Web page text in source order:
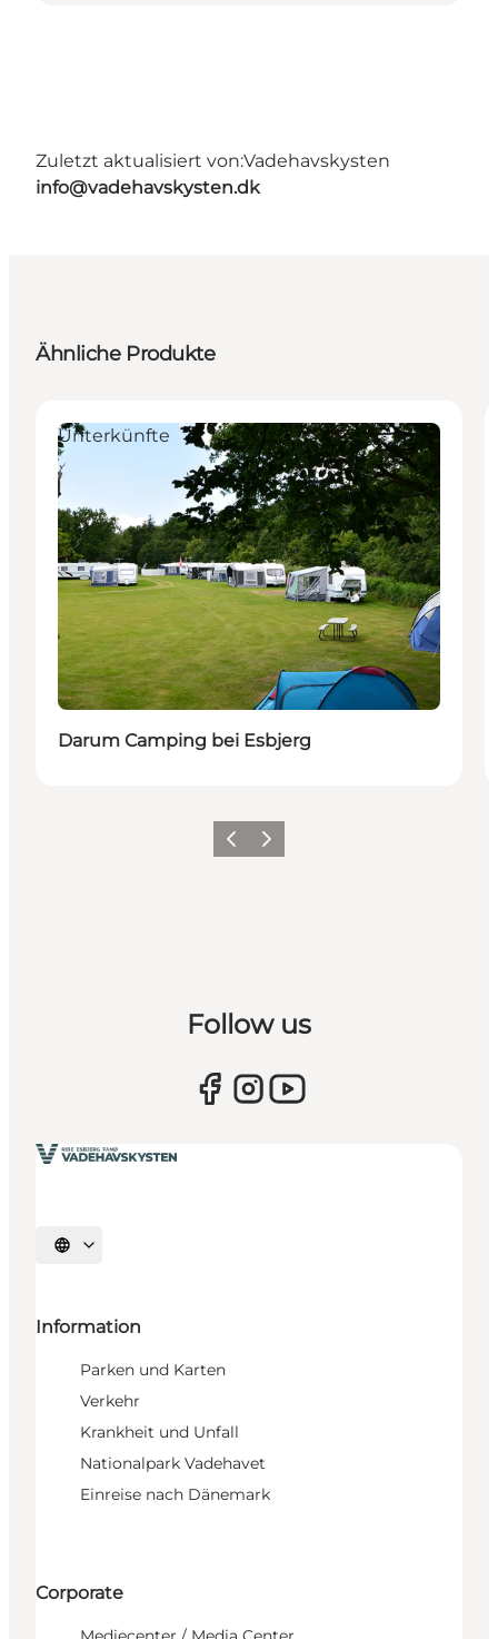
Zuletzt aktualisiert von:Vadehavskysten
info@vadehavskysten.dk
Ähnliche Produkte
Unterkünfte
Darum Camping bei Esbjerg
ZurückWeiter
Follow us
Sprache auswählen
Information
Parken und Karten
Verkehr
Krankheit und Unfall
Nationalpark Vadehavet
Einreise nach Dänemark
Corporate